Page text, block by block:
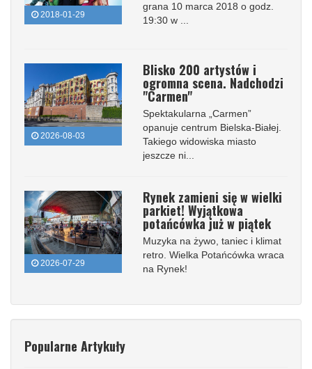
2018-01-29
grana 10 marca 2018 o godz.
19:30 w ...
2026-08-03
Blisko 200 artystów i
ogromna scena. Nadchodzi
"Carmen"
Spektakularna „Carmen”
opanuje centrum Bielska-Białej.
Takiego widowiska miasto
jeszcze ni...
2026-07-29
Rynek zamieni się w wielki
parkiet! Wyjątkowa
potańcówka już w piątek
Muzyka na żywo, taniec i klimat
retro. Wielka Potańcówka wraca
na Rynek!
Popularne Artykuły